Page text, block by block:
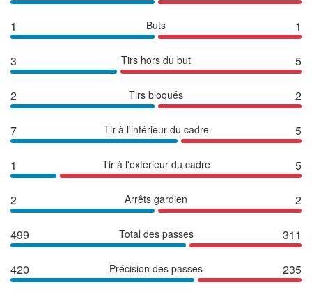
1 Buts 1
3 Tirs hors du but 5
2 Tirs bloqués 2
7 Tir à l'intérieur du cadre 5
1 Tir à l'extérieur du cadre 5
2 Arrêts gardien 2
499 Total des passes 311
420 Précision des passes 235